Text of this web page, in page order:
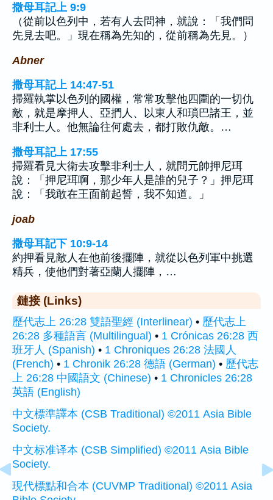
撒母耳記上 9:9
（從前以色列中，若有人去問神，就說：「我們問
先見去吧。」現在稱為先知的，從前稱為先見。）
Abner
撒母耳記上 14:47-51
掃羅執掌以色列的國權，常常攻擊他四圍的一切仇
敵，就是摩押人、亞捫人、以東人和瑣巴諸王，並
非利士人。他無論往何處去，都打敗仇敵。…
撒母耳記上 17:55
掃羅看見大衛去攻擊非利士人，就問元帥押尼珥
說：「押尼珥啊，那少年人是誰的兒子？」押尼珥
說：「我敢在王面前起誓，我不知道。」
joab
撒母耳記下 10:9-14
約押看見敵人在他前後擺陣，就從以色列軍中挑選
精兵，使他們對著亞蘭人擺陣，…
鏈接 (Links)
歷代志上 26:28 雙語聖經 (Interlinear) • 歷代志上
26:28 多種語言 (Multilingual) • 1 Crónicas 26:28 西
班牙人 (Spanish) • 1 Chroniques 26:28 法國人
(French) • 1 Chronik 26:28 德語 (German) • 歷代志
上 26:28 中國語文 (Chinese) • 1 Chronicles 26:28
英語 (English)
中文標準譯本 (CSB Traditional) ©2011 Asia Bible
Society.
中文标准译本 (CSB Simplified) ©2011 Asia Bible
Society.
現代標點和合本 (CUVMP Traditional) ©2011 Asia